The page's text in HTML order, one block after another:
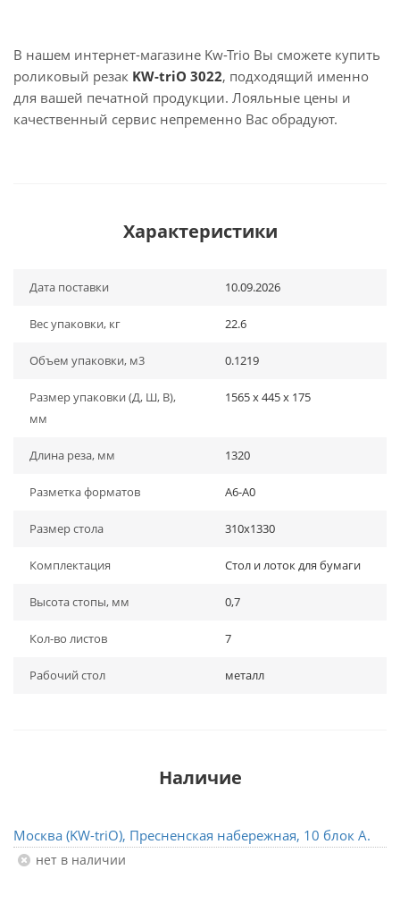
В нашем интернет-магазине Kw-Trio Вы сможете купить
роликовый резак KW-triO 3022, подходящий именно
для вашей печатной продукции. Лояльные цены и
качественный сервис непременно Вас обрадуют.
Характеристики
Дата поставки 10.09.2026
Вес упаковки, кг 22.6
Объем упаковки, м3 0.1219
Размер упаковки (Д, Ш, В),
мм
1565 x 445 x 175
Длина реза, мм 1320
Разметка форматов А6-А0
Размер стола 310x1330
Комплектация Стол и лоток для бумаги
Высота стопы, мм 0,7
Кол-во листов 7
Рабочий стол металл
Наличие
Москва (KW-triO), Пресненская набережная, 10 блок А.
Нет в наличии